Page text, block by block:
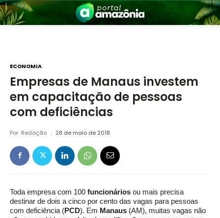
Amazônia
ECONOMIA
Empresas de Manaus investem
em capacitação de pessoas
com deficiências
Por Redação 28 de maio de 2018
Toda empresa com 100 funcionários ou mais precisa
destinar de dois a cinco por cento das vagas para pessoas
com deficiência (PCD). Em Manaus (AM), muitas vagas não